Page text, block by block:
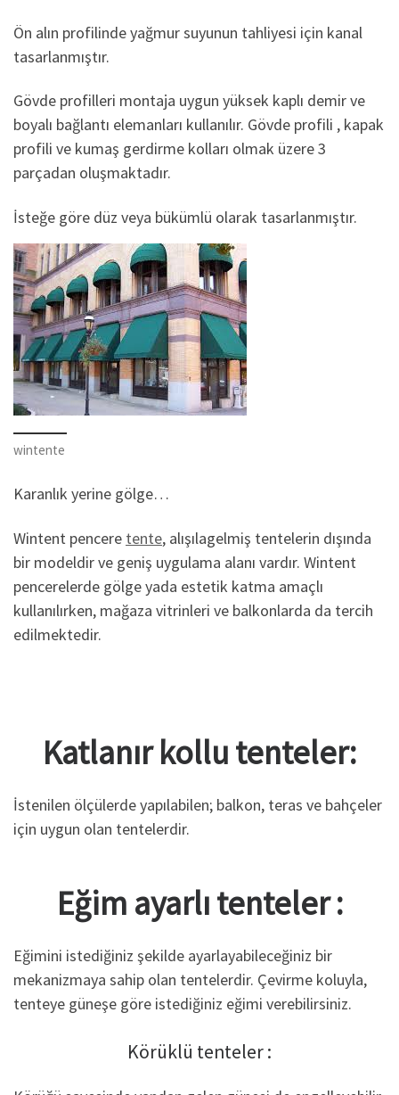
Ön alın profilinde yağmur suyunun tahliyesi için kanal
tasarlanmıştır.
Gövde profilleri montaja uygun yüksek kaplı demir ve
boyalı bağlantı elemanları kullanılır. Gövde profili , kapak
profili ve kumaş gerdirme kolları olmak üzere 3
parçadan oluşmaktadır.
İsteğe göre düz veya bükümlü olarak tasarlanmıştır.
wintente
Karanlık yerine gölge…
Wintent pencere tente, alışılagelmiş tentelerin dışında
bir modeldir ve geniş uygulama alanı vardır. Wintent
pencerelerde gölge yada estetik katma amaçlı
kullanılırken, mağaza vitrinleri ve balkonlarda da tercih
edilmektedir.
Katlanır kollu tenteler:
İstenilen ölçülerde yapılabilen; balkon, teras ve bahçeler
için uygun olan tentelerdir.
Eğim ayarlı tenteler :
Eğimini istediğiniz şekilde ayarlayabileceğiniz bir
mekanizmaya sahip olan tentelerdir. Çevirme koluyla,
tenteye güneşe göre istediğiniz eğimi verebilirsiniz.
Körüklü tenteler :